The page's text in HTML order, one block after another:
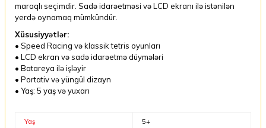
maraqlı seçimdir. Sadə idarəetməsi və LCD ekranı ilə istənilən
yerdə oynamaq mümkündür.
Xüsusiyyətlər:
• Speed Racing və klassik tetris oyunları
• LCD ekran və sadə idarəetmə düymələri
• Batareya ilə işləyir
• Portativ və yüngül dizayn
• Yaş: 5 yaş və yuxarı
Yaş 5+